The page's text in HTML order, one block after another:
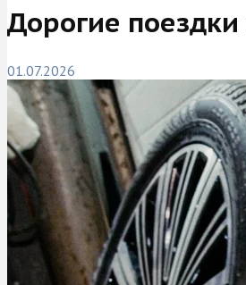
Дорогие
01.07.2026